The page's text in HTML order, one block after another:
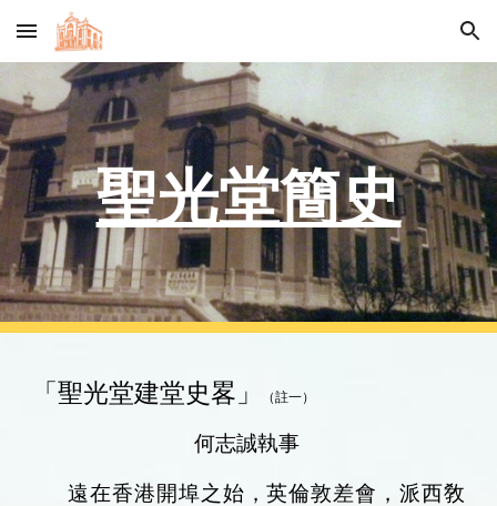
Skip to main content Skip to navigation
聖光堂簡史
「聖光堂建堂史畧」 （註一）
何志誠執事
遠在香港開埠之始，英倫敦差會，派西敎